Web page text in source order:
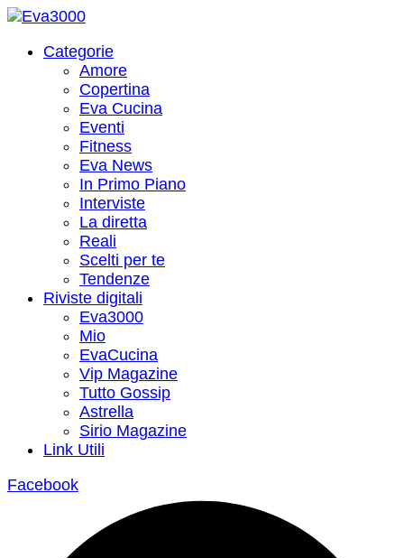
Categorie
Amore
Copertina
Eva Cucina
Eventi
Fitness
Eva News
In Primo Piano
Interviste
La diretta
Reali
Scelti per te
Tendenze
Riviste digitali
Eva3000
Mio
EvaCucina
Vip Magazine
Tutto Gossip
Astrella
Sirio Magazine
Link Utili
Facebook